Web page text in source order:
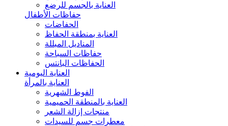
العناية بالجسم للرضع
حفاظات الأطفال
الحفاضات
العناية بمنطقة الحفاظ
المناديل المبللة
حفاظات السباحة
الحفاظات البانتس
العناية اليومية
العناية بالمرأة
الفوط الشهرية
العناية بالمنطقة الحميمية
منتجات إزالة الشعر
معطرات جسم للسيدات